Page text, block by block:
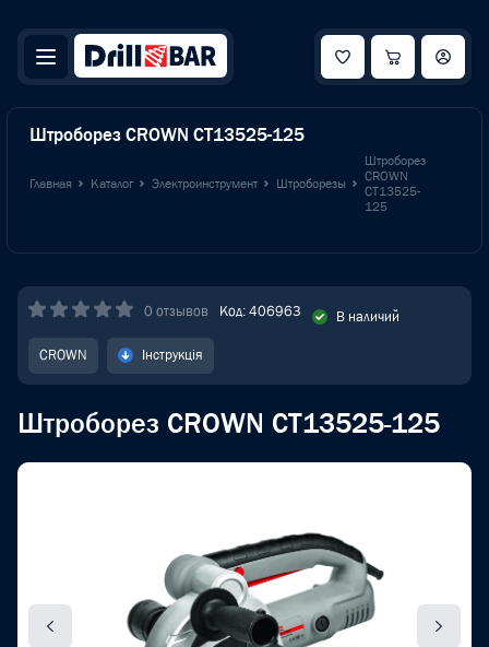
Штроборез CROWN CT13525-125
Главная Каталог Электроинструмент Штроборезы
Штроборез
CROWN
CT13525-
125
0 отзывов Код: 406963 В наличий
CROWN Інструкція
Штроборез CROWN CT13525-125